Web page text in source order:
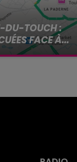
DU-TOUCH :
FACE À...
est en vigilance